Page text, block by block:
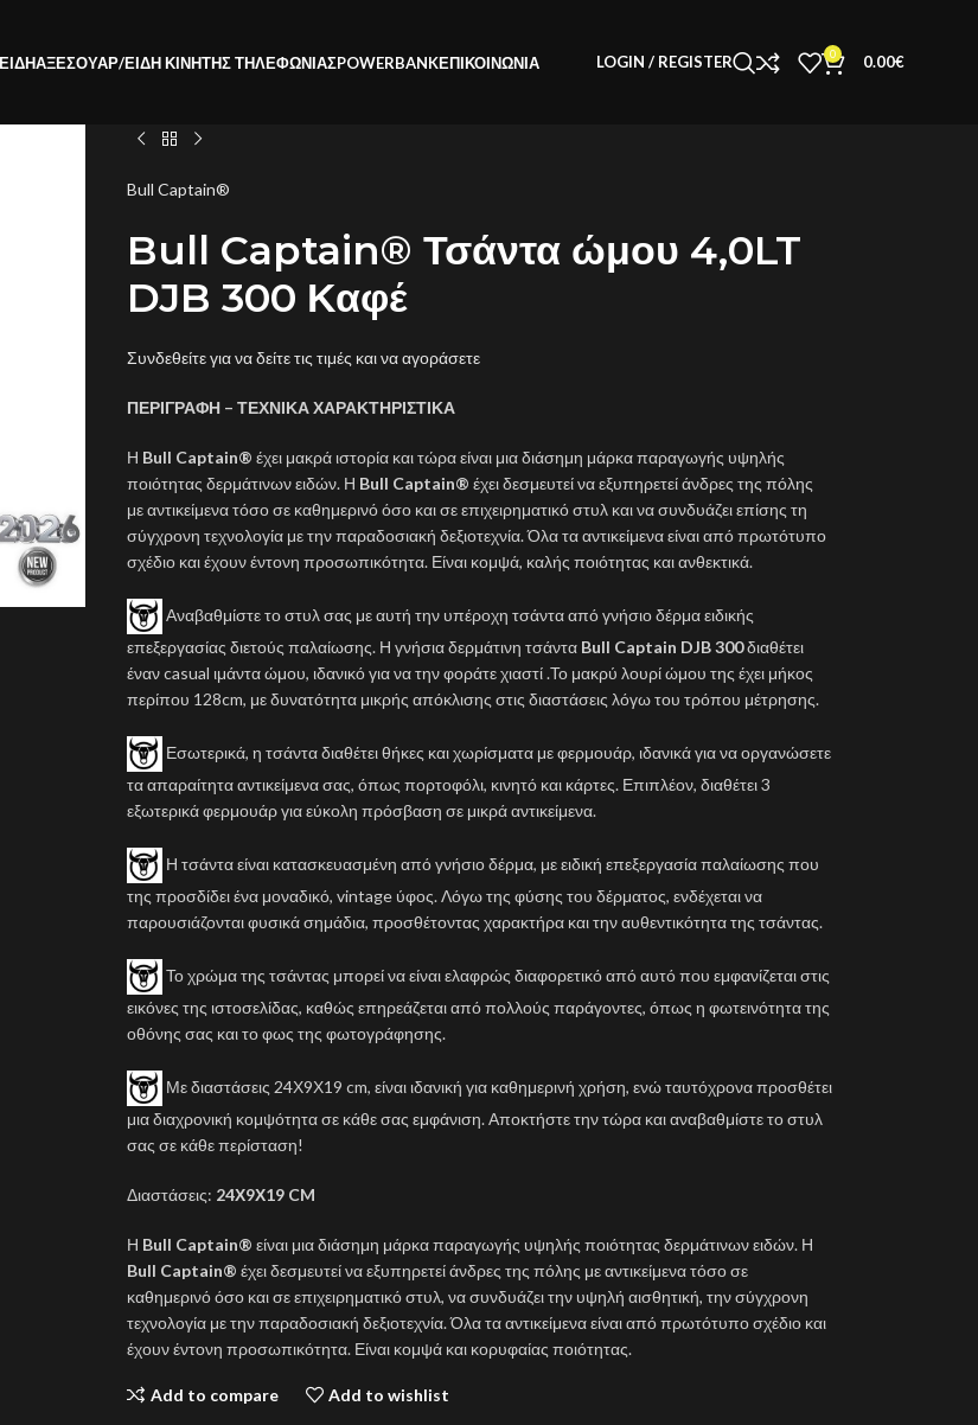
ΑΞΕΣΟΥΑΡ/ΕΙΔΗ ΚΙΝΗΤΗΣ ΤΗΛΕΦΩΝΙΑΣPOWERBANKΕΠΙΚΟΙΝΩΝΊΑ LOGIN / REGISTER 0 0.00€
Bull Captain®
Bull Captain® Τσάντα ώμου 4,0LT
DJB 300 Καφέ
Συνδεθείτε για να δείτε τις τιμές και να αγοράσετε
ΠΕΡΙΓΡΑΦΗ – ΤΕΧΝΙΚΑ ΧΑΡΑΚΤΗΡΙΣΤΙΚΑ
Η Bull Captain® έχει μακρά ιστορία και τώρα είναι μια διάσημη μάρκα παραγωγής υψηλής
ποιότητας δερμάτινων ειδών. Η Bull Captain® έχει δεσμευτεί να εξυπηρετεί άνδρες της πόλης
με αντικείμενα τόσο σε καθημερινό όσο και σε επιχειρηματικό στυλ και να συνδυάζει επίσης τη
σύγχρονη τεχνολογία με την παραδοσιακή δεξιοτεχνία. Όλα τα αντικείμενα είναι από πρωτότυπο
σχέδιο και έχουν έντονη προσωπικότητα. Είναι κομψά, καλής ποιότητας και ανθεκτικά.
Αναβαθμίστε το στυλ σας με αυτή την υπέροχη τσάντα από γνήσιο δέρμα ειδικής
επεξεργασίας διετούς παλαίωσης. Η γνήσια δερμάτινη τσάντα Bull Captain DJB 300διαθέτει
έναν casual ιμάντα ώμου, ιδανικό για να την φοράτε χιαστί .Το μακρύ λουρί ώμου της έχει μήκος
περίπου 128cm, με δυνατότητα μικρής απόκλισης στις διαστάσεις λόγω του τρόπου μέτρησης.
Εσωτερικά, η τσάντα διαθέτει θήκες και χωρίσματα με φερμουάρ, ιδανικά για να οργανώσετε
τα απαραίτητα αντικείμενα σας, όπως πορτοφόλι, κινητό και κάρτες. Επιπλέον, διαθέτει 3
εξωτερικά φερμουάρ για εύκολη πρόσβαση σε μικρά αντικείμενα.
Η τσάντα είναι κατασκευασμένη από γνήσιο δέρμα, με ειδική επεξεργασία παλαίωσης που
της προσδίδει ένα μοναδικό, vintage ύφος. Λόγω της φύσης του δέρματος, ενδέχεται να
παρουσιάζονται φυσικά σημάδια, προσθέτοντας χαρακτήρα και την αυθεντικότητα της τσάντας.
Το χρώμα της τσάντας μπορεί να είναι ελαφρώς διαφορετικό από αυτό που εμφανίζεται στις
εικόνες της ιστοσελίδας, καθώς επηρεάζεται από πολλούς παράγοντες, όπως η φωτεινότητα της
οθόνης σας και το φως της φωτογράφησης.
Με διαστάσεις 24Χ9Χ19 cm, είναι ιδανική για καθημερινή χρήση, ενώ ταυτόχρονα προσθέτει
μια διαχρονική κομψότητα σε κάθε σας εμφάνιση. Αποκτήστε την τώρα και αναβαθμίστε το στυλ
σας σε κάθε περίσταση!
Διαστάσεις: 24Χ9Χ19 CM
Η Bull Captain® είναι μια διάσημη μάρκα παραγωγής υψηλής ποιότητας δερμάτινων ειδών. Η
Bull Captain® έχει δεσμευτεί να εξυπηρετεί άνδρες της πόλης με αντικείμενα τόσο σε
καθημερινό όσο και σε επιχειρηματικό στυλ, να συνδυάζει την υψηλή αισθητική, την σύγχρονη
τεχνολογία με την παραδοσιακή δεξιοτεχνία. Όλα τα αντικείμενα είναι από πρωτότυπο σχέδιο και
έχουν έντονη προσωπικότητα. Είναι κομψά και κορυφαίας ποιότητας.
Add to compare Add to wishlist